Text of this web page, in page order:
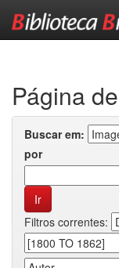
Página
Buscar em:
por
Filtros correntes: